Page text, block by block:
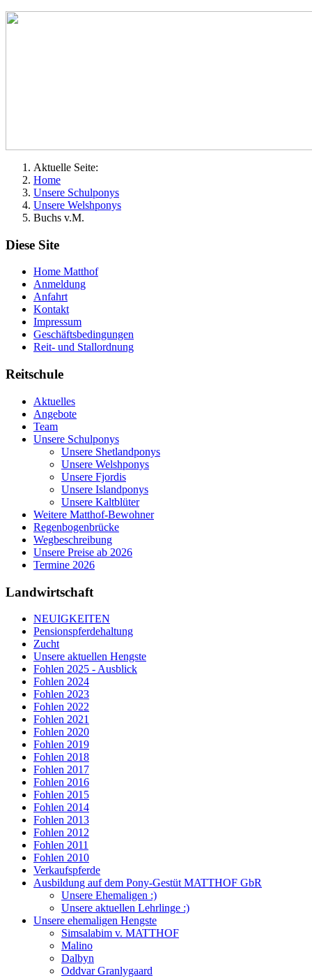
Aktuelle Seite:
Home
Unsere Schulponys
Unsere Welshponys
Buchs v.M.
Diese Site
Home Matthof
Anmeldung
Anfahrt
Kontakt
Impressum
Geschäftsbedingungen
Reit- und Stallordnung
Reitschule
Aktuelles
Angebote
Team
Unsere Schulponys
Unsere Shetlandponys
Unsere Welshponys
Unsere Fjordis
Unsere Islandponys
Unsere Kaltblüter
Weitere Matthof-Bewohner
Regenbogenbrücke
Wegbeschreibung
Unsere Preise ab 2026
Termine 2026
Landwirtschaft
NEUIGKEITEN
Pensionspferdehaltung
Zucht
Unsere aktuellen Hengste
Fohlen 2025 - Ausblick
Fohlen 2024
Fohlen 2023
Fohlen 2022
Fohlen 2021
Fohlen 2020
Fohlen 2019
Fohlen 2018
Fohlen 2017
Fohlen 2016
Fohlen 2015
Fohlen 2014
Fohlen 2013
Fohlen 2012
Fohlen 2011
Fohlen 2010
Verkaufspferde
Ausbildung auf dem Pony-Gestüt MATTHOF GbR
Unsere Ehemaligen :)
Unsere aktuellen Lehrlinge :)
Unsere ehemaligen Hengste
Simsalabim v. MATTHOF
Malino
Dalbyn
Oddvar Granlygaard